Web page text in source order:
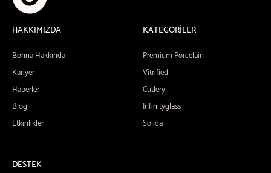
HAKKIMIZDA
Bonna Hakkında
Kariyer
Haberler
Blog
Etkinlikler
KATEGORİLER
Premium Porcelain
Vitrified
Cutlery
Infinityglass
Solida
DESTEK